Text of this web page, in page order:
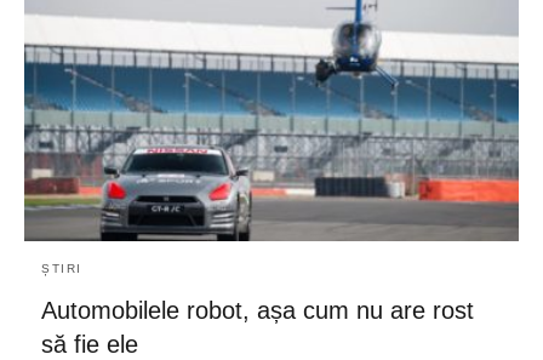
ȘTIRI
Automobilele robot, așa cum nu are rost
să fie ele